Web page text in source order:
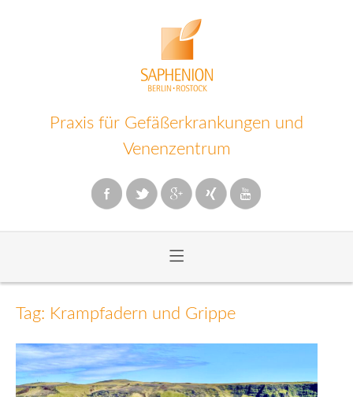
Praxis für Gefäßerkrankungen und
Venenzentrum
≡
Inhalt
Tag: Krampfadern und Grippe